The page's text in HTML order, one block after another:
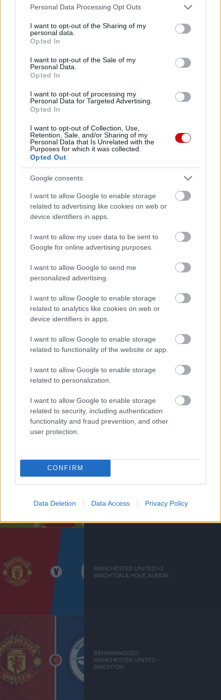
Please note that this website/app uses one or more Google
not limited to your visit or usage behaviour. You may click to
grant or deny consent to Google and its third-party tags to
use your data for below specified purposes in below Google
consent section.
Personal Data Processing Opt Outs
I want to opt-out of the Sharing of my
personal data.
Opted In
I want to opt-out of the Sale of my
Personal Data.
Opted In
I want to opt-out of processing my
Personal Data for Targeted Advertising.
Opted In
I want to opt-out of Collection, Use,
Retention, Sale, and/or Sharing of my
Personal Data that Is Unrelated with the
Purposes for which it was collected.
Opted Out
Google consents
I want to allow Google to enable storage
related to advertising like cookies on web or
device identifiers in apps.
I want to allow my user data to be sent to
Google for online advertising purposes.
I want to allow Google to send me
personalized advertising.
I want to allow Google to enable storage
related to analytics like cookies on web or
device identifiers in apps.
I want to allow Google to enable storage
related to functionality of the website or app.
I want to allow Google to enable storage
related to personalization.
I want to allow Google to enable storage
related to security, including authentication
functionality and fraud prevention, and other
user protection.
CONFIRM
Data Deletion Data Access Privacy Policy
Meccs Center
Paris Saint-Germainvs
Manchester United
Felkészülési szezon 4. mérkőzés
Nya Ullevi, Göteborg
2026-08-08 17:00
1 nap 18 óra 47 perc 44 másodperc
Leeds United vs Manchester United 2026-08-12 20:30
AC MilanvsManchester United2026-08-15 18:00
ELŐZŐ MÉRKŐZÉSEK
Támogatás
Támogasd adományoddal
a ManUtdFanatics.hu működését!
Kapcsolódó hírek
FA-KUPA
DALOT: ELEGET TETTÜNK,
HOGY LEGYŐZZÜK A
MANCHESTER UNITED 1-2
BRIGHTON & HOVE ALBION
BEHARANGOZÓ:
MANCHESTER UNITED -
BRIGHTON